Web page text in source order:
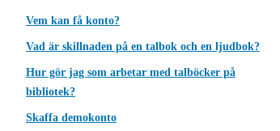
Vem kan få konto?
Vad är skillnaden på en talbok och en ljudbok?
Hur gör jag som arbetar med talböcker på
bibliotek?
Skaffa demokonto